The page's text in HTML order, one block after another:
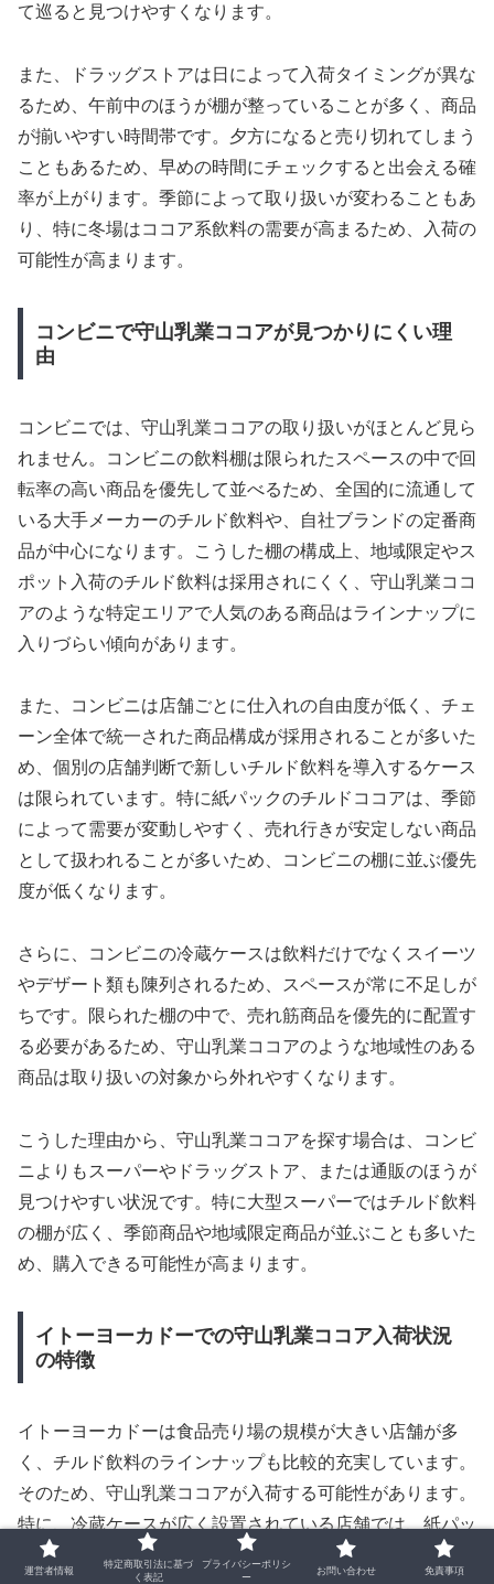
て巡ると見つけやすくなります。
また、ドラッグストアは日によって入荷タイミングが異な
るため、午前中のほうが棚が整っていることが多く、商品
が揃いやすい時間帯です。夕方になると売り切れてしまう
こともあるため、早めの時間にチェックすると出会える確
率が上がります。季節によって取り扱いが変わることもあ
り、特に冬場はココア系飲料の需要が高まるため、入荷の
可能性が高まります。
コンビニで守山乳業ココアが見つかりにくい理
由
コンビニでは、守山乳業ココアの取り扱いがほとんど見ら
れません。コンビニの飲料棚は限られたスペースの中で回
転率の高い商品を優先して並べるため、全国的に流通して
いる大手メーカーのチルド飲料や、自社ブランドの定番商
品が中心になります。こうした棚の構成上、地域限定やス
ポット入荷のチルド飲料は採用されにくく、守山乳業ココ
アのような特定エリアで人気のある商品はラインナップに
入りづらい傾向があります。
また、コンビニは店舗ごとに仕入れの自由度が低く、チェ
ーン全体で統一された商品構成が採用されることが多いた
め、個別の店舗判断で新しいチルド飲料を導入するケース
は限られています。特に紙パックのチルドココアは、季節
によって需要が変動しやすく、売れ行きが安定しない商品
として扱われることが多いため、コンビニの棚に並ぶ優先
度が低くなります。
さらに、コンビニの冷蔵ケースは飲料だけでなくスイーツ
やデザート類も陳列されるため、スペースが常に不足しが
ちです。限られた棚の中で、売れ筋商品を優先的に配置す
る必要があるため、守山乳業ココアのような地域性のある
商品は取り扱いの対象から外れやすくなります。
こうした理由から、守山乳業ココアを探す場合は、コンビ
ニよりもスーパーやドラッグストア、または通販のほうが
見つけやすい状況です。特に大型スーパーではチルド飲料
の棚が広く、季節商品や地域限定商品が並ぶことも多いた
め、購入できる可能性が高まります。
イトーヨーカドーでの守山乳業ココア入荷状況
の特徴
イトーヨーカドーは食品売り場の規模が大きい店舗が多
く、チルド飲料のラインナップも比較的充実しています。
そのため、守山乳業ココアが入荷する可能性があります。
特に、冷蔵ケースが広く設置されている店舗では、紙パッ
ク飲料やチルドコーヒーと並んで陳列されることがあり、
運営者情報
特定商取引法に基づ
く表記
プライバシーポリシ
ー
お問い合わせ 免責事項